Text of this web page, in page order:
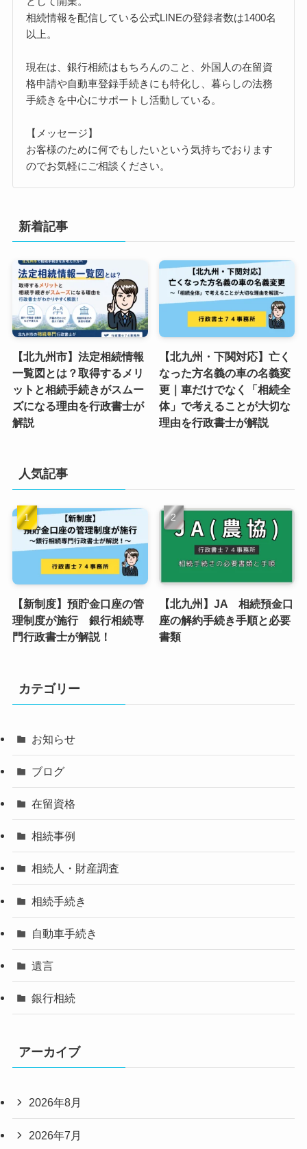
相続情報を配信している公式LINEの登録者数は1400名
以上。
現在は、銀行相続はもちろんのこと、外国人の在留資
格申請や自動車登録手続きにも特化し、暮らしの法務
手続きを中心にサポートし活動している。
【メッセージ】
お客様のために何でもしたいという気持ちでおります
のでお気軽にご相談ください。
新着記事
【北九州市】法定相続情報
一覧図とは？取得するメリ
ットと相続手続きがスムー
ズになる理由を行政書士が
解説
【北九州・下関対応】亡く
なった方名義の車の名義変
更｜車だけでなく「相続全
体」で考えることが大切な
理由を行政書士が解説
人気記事
【新制度】預貯金口座の管
理制度が施行 銀行相続専
門行政書士が解説！
【北九州】JA 相続預金口
座の解約手続き手順と必要
書類
カテゴリー
お知らせ
ブログ
在留資格
相続事例
相続人・財産調査
相続手続き
自動車手続き
遺言
銀行相続
アーカイブ
2026年8月
2026年7月